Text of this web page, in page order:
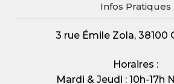
Infos Pratiques
3 rue Émile Zola, 38100
Horaires :
Mardi & Jeudi : 10h-17h